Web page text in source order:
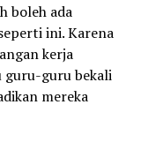
boleh ada
ini. Karena
kerja
guru-guru bekali
mereka